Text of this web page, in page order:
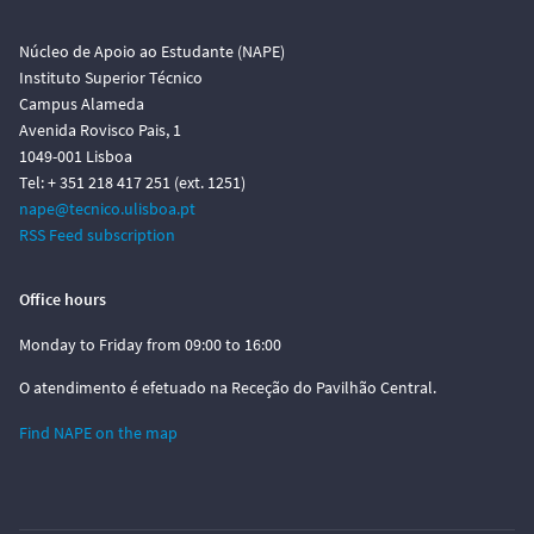
Núcleo de Apoio ao Estudante (NAPE)
Instituto Superior Técnico
Campus Alameda
Avenida Rovisco Pais, 1
1049-001 Lisboa
Tel: + 351 218 417 251 (ext. 1251)
nape@tecnico.ulisboa.pt
RSS Feed subscription
Office hours
Monday to Friday from 09:00 to 16:00
O atendimento é efetuado na Receção do Pavilhão Central.
Find NAPE on the map